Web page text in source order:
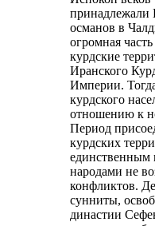
принадлежали
османов в
огромная
курдские
Иранского
Империи.
курдского
отношению к
Период
курдских
единственным
народами не
конфликтов.
сунниты,
династии